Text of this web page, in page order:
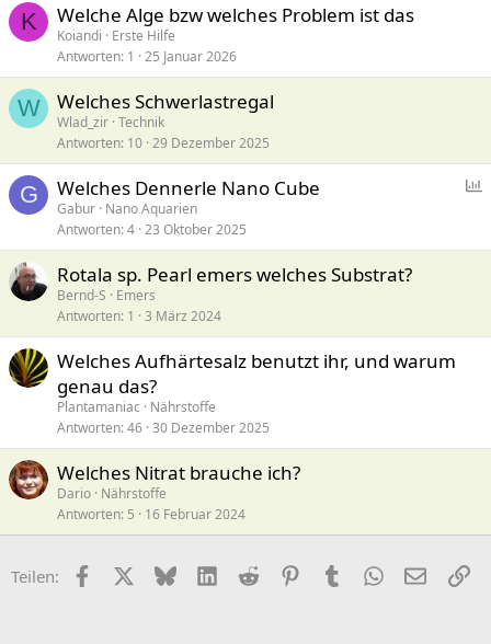
K Welche Alge bzw welches Problem ist das
Koiandi
Erste Hilfe
Antworten 1 25 Januar 2026
W Welches Schwerlastregal
Wlad_zir Technik
Antworten 10 29 Dezember 2025
G
r
Welches Dennerle Nano Cube
Gabur Nano Aquarien
Antworten 4 23 Oktober 2025
Rotala sp. Pearl emers welches Substrat?
Bernd-S
Emers
Antworten 1 3 März 2024
Welches Aufhärtesalz benutzt ihr, und warum
genau das?
Plantamaniac
Nährstoffe
Antworten 46 30 Dezember 2025
Welches Nitrat brauche ich?
Dario Nährstoffe
Antworten 5 16 Februar 2024
Teilen: FacebookX (Twitter)
BlueskyLinkedIn
Reddit PinterestTumblr WhatsApp
E-Mail